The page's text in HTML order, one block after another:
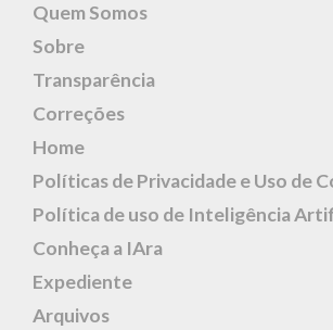
Quem Somos
Sobre
Transparência
Correções
Home
Políticas de Privacidade e Uso de
Política de uso de Inteligência
Conheça a IAra
Expediente
Arquivos